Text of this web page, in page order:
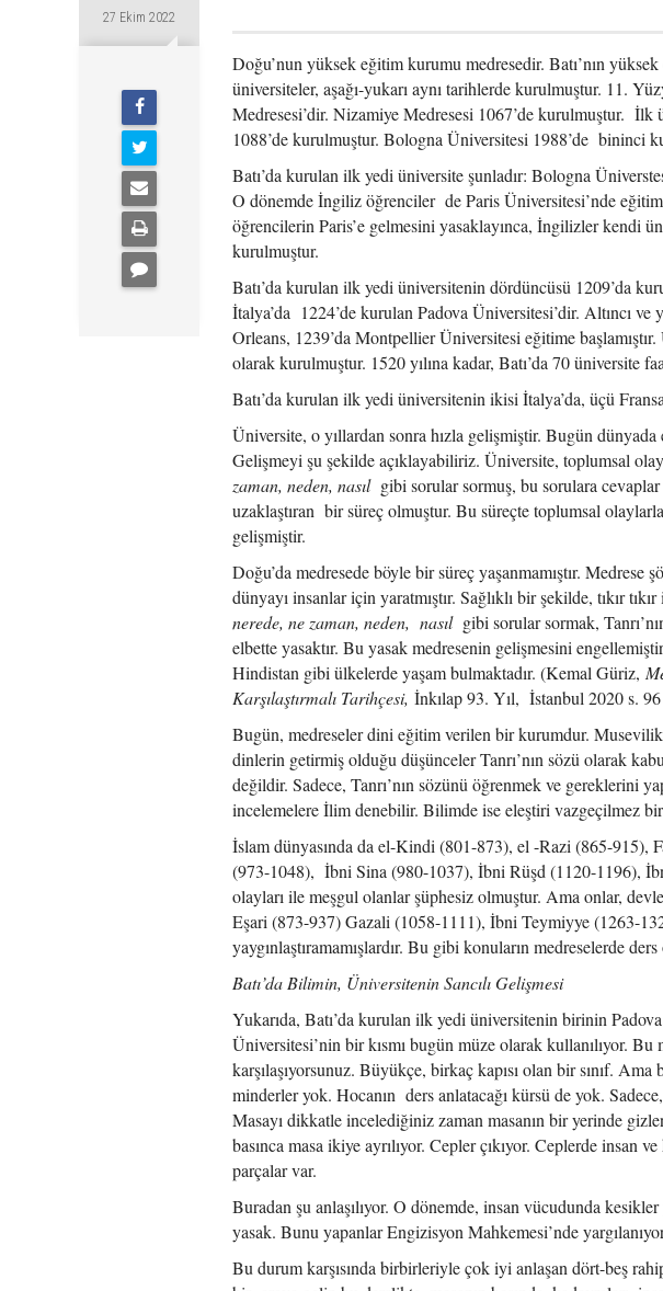
27 Ekim 2022
Doğu’nun yüksek eğitim kurumu medresedir. Batı’nın
üniversiteler, aşağı-yukarı aynı tarihlerde kurulmuştur. 11.
Medresesi’dir. Nizamiye Medresesi 1067’de kurulmuştur.
1088’de kurulmuştur. Bologna Üniversitesi 1988’de bininci
Batı’da kurulan ilk yedi üniversite şunladır: Bologna
O dönemde İngiliz öğrenciler de Paris Üniversitesi’nde
öğrencilerin Paris’e gelmesini yasaklayınca, İngilizler kendi
kurulmuştur.
Batı’da kurulan ilk yedi üniversitenin dördüncüsü 1209’da
İtalya’da 1224’de kurulan Padova Üniversitesi’dir. Altıncı
Orleans, 1239’da Montpellier Üniversitesi eğitime
olarak kurulmuştur. 1520 yılına kadar, Batı’da 70 üniversite
Batı’da kurulan ilk yedi üniversitenin ikisi İtalya’da, üçü
Üniversite, o yıllardan sonra hızla gelişmiştir. Bugün
Gelişmeyi şu şekilde açıklayabiliriz. Üniversite, toplumsal
zaman, neden, nasılgibi sorular sormuş, bu sorulara
uzaklaştıran bir süreç olmuştur. Bu süreçte toplumsal
gelişmiştir.
Doğu’da medresede böyle bir süreç yaşanmamıştır. Medrese
dünyayı insanlar için yaratmıştır. Sağlıklı bir şekilde, tıkır
nerede, ne zaman, neden, nasılgibi sorular sormak,
elbette yasaktır. Bu yasak medresenin gelişmesini
Hindistan gibi ülkelerde yaşam bulmaktadır. (Kemal Güriz,
Karşılaştırmalı Tarihçesi, İnkılap 93. Yıl, İstanbul 2020 s.
Bugün, medreseler dini eğitim verilen bir kurumdur.
dinlerin getirmiş olduğu düşünceler Tanrı’nın sözü olarak
değildir. Sadece, Tanrı’nın sözünü öğrenmek ve gereklerini
incelemelere İlim denebilir. Bilimde ise eleştiri vazgeçilmez
İslam dünyasında da el-Kindi (801-873), el -Razi (865-915),
(973-1048), İbni Sina (980-1037), İbni Rüşd (1120-1196),
olayları ile meşgul olanlar şüphesiz olmuştur. Ama onlar,
Eşari (873-937) Gazali (1058-1111), İbni Teymiyye (1263-
yaygınlaştıramamışlardır. Bu gibi konuların medreselerde
Batı’da Bilimin, Üniversitenin Sancılı Gelişmesi
Yukarıda, Batı’da kurulan ilk yedi üniversitenin birinin
Üniversitesi’nin bir kısmı bugün müze olarak kullanılıyor. Bu
karşılaşıyorsunuz. Büyükçe, birkaç kapısı olan bir sınıf.
minderler yok. Hocanın ders anlatacağı kürsü de yok.
Masayı dikkatle incelediğiniz zaman masanın bir yerinde
basınca masa ikiye ayrılıyor. Cepler çıkıyor. Ceplerde insan
parçalar var.
Buradan şu anlaşılıyor. O dönemde, insan vücudunda
yasak. Bunu yapanlar Engizisyon Mahkemesi’nde
Bu durum karşısında birbirleriyle çok iyi anlaşan dört-beş